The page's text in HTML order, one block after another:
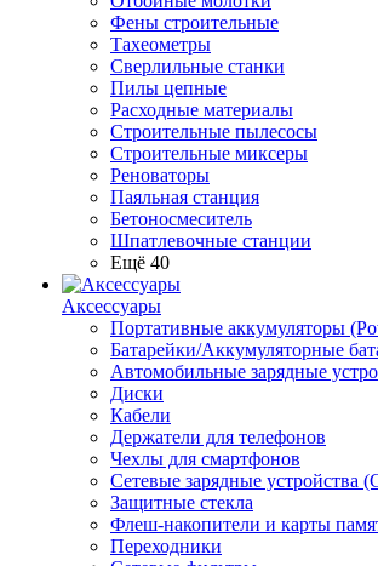
Фены строительные
Тахеометры
Сверлильные станки
Пилы цепные
Расходные материалы
Строительные пылесосы
Строительные миксеры
Реноваторы
Паяльная станция
Бетоносмеситель
Шпатлевочные станции
Ещё 40
Аксессуары
Портативные аккумуляторы
Батарейки/Аккумуляторные
Автомобильные зарядные
Диски
Кабели
Держатели для телефонов
Чехлы для смартфонов
Сетевые зарядные устройства
Защитные стекла
Флеш-накопители и карты
Переходники